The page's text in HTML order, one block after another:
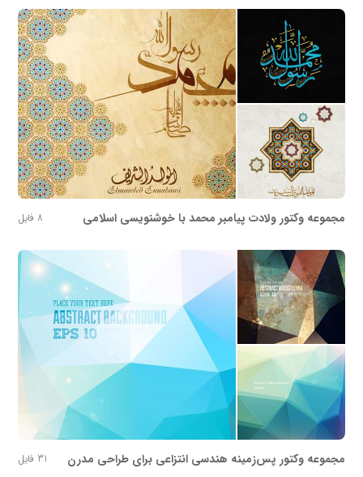
مجموعه وکتور ولادت پیامبر محمد با خوشنویسی اسلامی 8 فایل
مجموعه وکتور پس‌زمینه هندسی انتزاعی برای طراحی مدرن 31 فایل